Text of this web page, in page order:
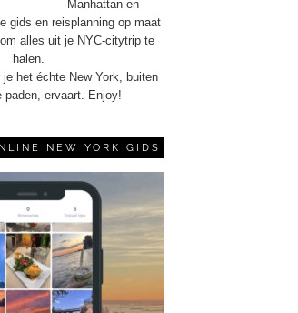
Manhattan en
gids en reisplanning op maat
alles uit je NYC-citytrip te
halen.
het échte New York, buiten
paden, ervaart. Enjoy!
NEW YORK GIDS